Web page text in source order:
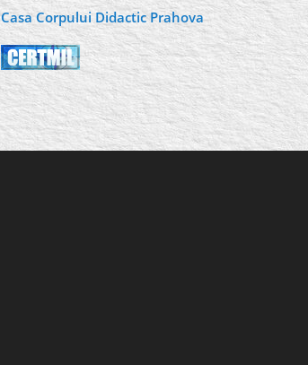
Casa Corpului Didactic Prahova